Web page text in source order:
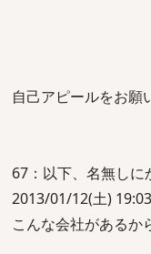
自己アピールをお願
67：以下、名無しに
2013/01/12(土)
こんな会社がある